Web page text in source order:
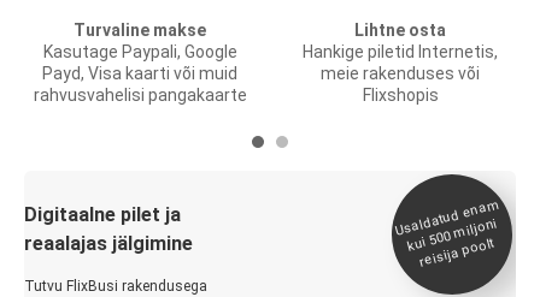
Turvaline makse
Kasutage Paypali, Google
Payd, Visa kaarti või muid
rahvusvahelisi pangakaarte
Lihtne osta
Hankige piletid Internetis,
meie rakenduses või
Flixshopis
Digitaalne pilet ja
reaalajas jälgimine
Tutvu FlixBusi rakendusega
Usaldatud ena
m
kui 500
miljoni
reisija poolt